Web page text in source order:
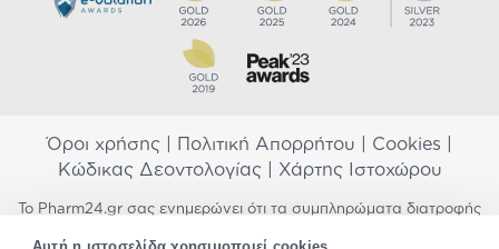
Αυτή η ιστοσελίδα χρησιμοποιεί cookies
Όροι χρήσης Πολιτική Απορρήτου Cookies
Κώδικας Δεοντολογίας| Χάρτης Ιστοχώρου
Το Pharm24.gr σας ενημερώνει ότι τα συμπληρώματα διατροφής